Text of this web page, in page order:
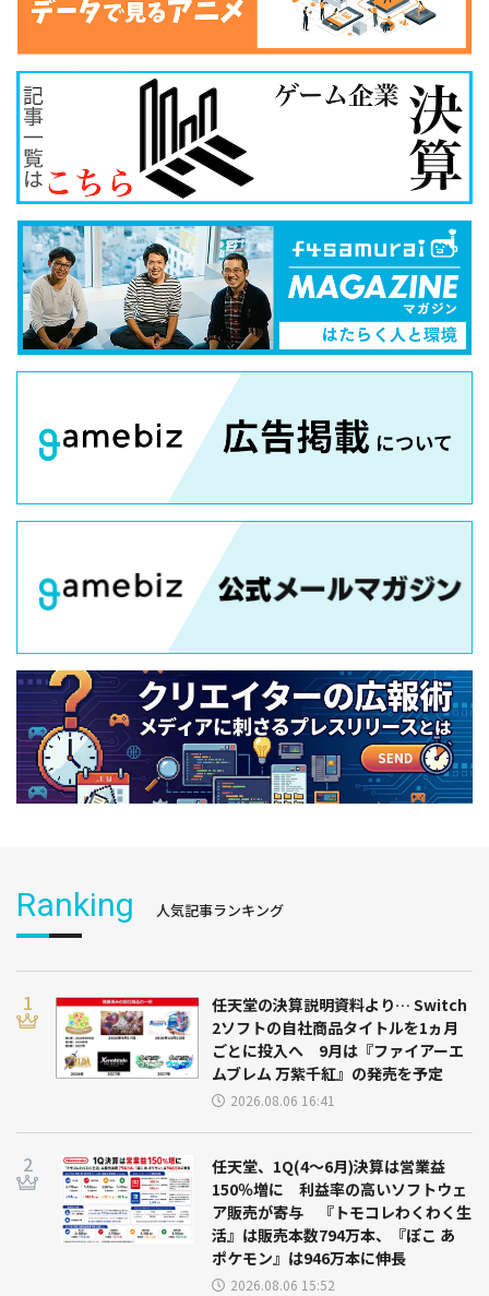
Ranking 人気記事ランキング
任天堂の決算説明資料より… Switch
2ソフトの自社商品タイトルを1ヵ月
ごとに投入へ 9月は『ファイアーエ
ムブレム 万紫千紅』の発売を予定
2026.08.06 16:41
任天堂、1Q(4～6月)決算は営業益
150％増に 利益率の高いソフトウェ
ア販売が寄与 『トモコレわくわく生
活』は販売本数794万本、『ぽこ あ
ポケモン』は946万本に伸長
2026.08.06 15:52